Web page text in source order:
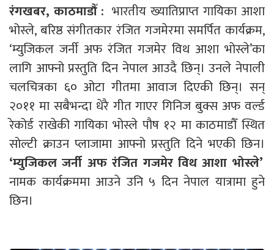
रंगखबर, काठमाडौँ : भारतीय ख्यातिप्राप्त गायिका आशा
भोस्ले, बरिष्ठ संगीतकार रंजित गजमेरमा समर्पित कार्यक्रम,
‘म्युजिकल जर्नी अफ रंजित गजमेर विथ आशा भोस्ले’का
लागि आफ्नो प्रस्तुति दिन नेपाल आउदै छिन्। उनले नेपाली
चलचित्रका ६० ओटा गीतमा आवाज दिएकी छिन्। सन्
२०११ मा सबैभन्दा धेरै गीत गाएर गिनिज बुक्स अफ वर्ल्ड
रेकोर्ड राखेकी गायिका भोस्ले पौष १२ मा काठमाडौँ स्थित
सोल्टी क्राउन प्लाजामा आफ्नो प्रस्तुति दिने भएकी छिन।
‘म्युजिकल जर्नी अफ रंजित गजमेर विथ आशा भोस्ले’
नामक कार्यक्रममा आउने उनि ५ दिन नेपाल यात्रामा हुने
छिन।